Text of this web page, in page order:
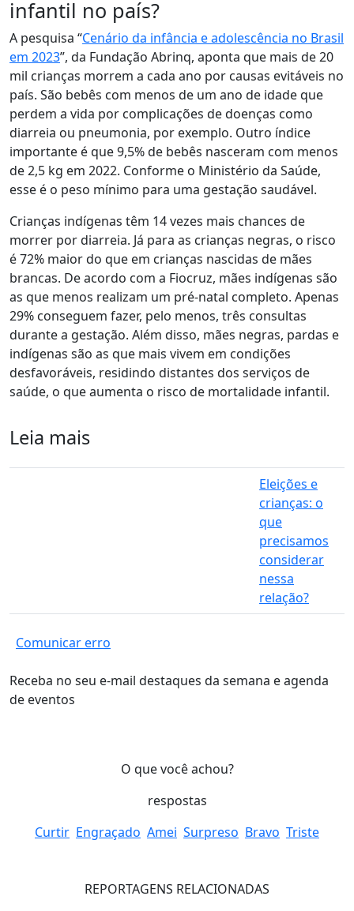
infantil no país?
A pesquisa “Cenário da infância e adolescência no Brasil
em 2023”, da Fundação Abrinq, aponta que mais de 20
mil crianças morrem a cada ano por causas evitáveis no
país. São bebês com menos de um ano de idade que
perdem a vida por complicações de doenças como
diarreia ou pneumonia, por exemplo. Outro índice
importante é que 9,5% de bebês nasceram com menos
de 2,5 kg em 2022. Conforme o Ministério da Saúde,
esse é o peso mínimo para uma gestação saudável.
Crianças indígenas têm 14 vezes mais chances de
morrer por diarreia. Já para as crianças negras, o risco
é 72% maior do que em crianças nascidas de mães
brancas. De acordo com a Fiocruz, mães indígenas são
as que menos realizam um pré-natal completo. Apenas
29% conseguem fazer, pelo menos, três consultas
durante a gestação. Além disso, mães negras, pardas e
indígenas são as que mais vivem em condições
desfavoráveis, residindo distantes dos serviços de
saúde, o que aumenta o risco de mortalidade infantil.
Leia mais
Eleições e
crianças: o
que
precisamos
considerar
nessa
relação?
Comunicar erro
Receba no seu e-mail destaques da semana e agenda
de eventos
O que você achou?
respostas
Curtir Engraçado Amei Surpreso Bravo Triste
REPORTAGENS RELACIONADAS